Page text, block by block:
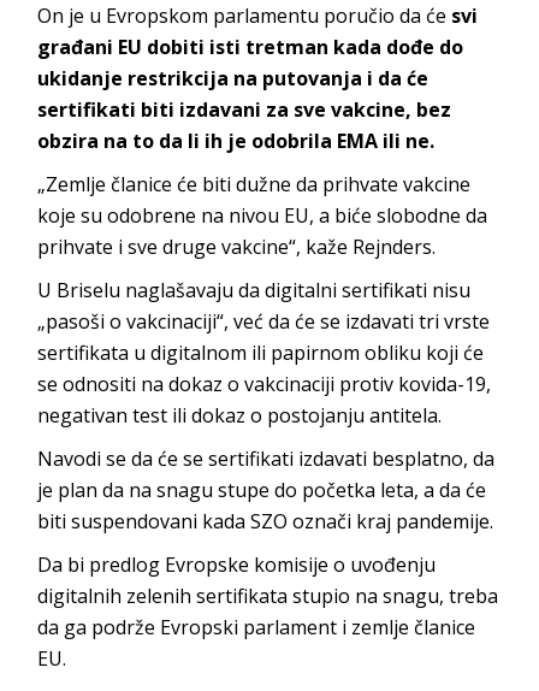
On je u Evropskom parlamentu poručio da će svi
građani EU dobiti isti tretman kada dođe do
ukidanje restrikcija na putovanja i da će
sertifikati biti izdavani za sve vakcine, bez
obzira na to da li ih je odobrila EMA ili ne.
„Zemlje članice će biti dužne da prihvate vakcine
koje su odobrene na nivou EU, a biće slobodne da
prihvate i sve druge vakcine“, kaže Rejnders.
U Briselu naglašavaju da digitalni sertifikati nisu
„pasoši o vakcinaciji“, već da će se izdavati tri vrste
sertifikata u digitalnom ili papirnom obliku koji će
se odnositi na dokaz o vakcinaciji protiv kovida-19,
negativan test ili dokaz o postojanju antitela.
Navodi se da će se sertifikati izdavati besplatno, da
je plan da na snagu stupe do početka leta, a da će
biti suspendovani kada SZO označi kraj pandemije.
Da bi predlog Evropske komisije o uvođenju
digitalnih zelenih sertifikata stupio na snagu, treba
da ga podrže Evropski parlament i zemlje članice
EU.